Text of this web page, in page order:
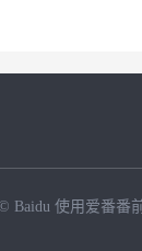
Baidu 使用爱番番